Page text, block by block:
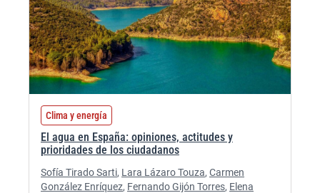
Clima y energía
El agua en España: opiniones, actitudes y
prioridades de los ciudadanos
Sofía Tirado Sarti, Lara Lázaro Touza, Carmen
González Enríquez, Fernando Gijón Torres, Elena